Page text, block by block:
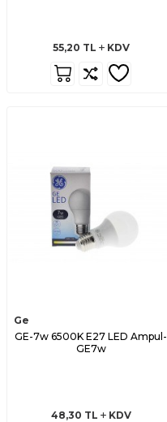
55,20 TL KDV
Ge
GE-7w 6500K E27 LED Ampul-
GE7w
48,30 TL KDV